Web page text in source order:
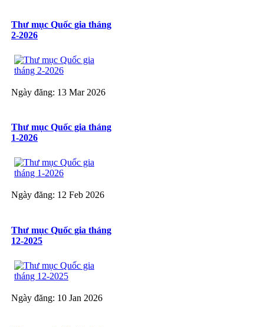
Thư mục Quốc gia tháng
2-2026
Ngày đăng: 13 Mar 2026
Thư mục Quốc gia tháng
1-2026
Ngày đăng: 12 Feb 2026
Thư mục Quốc gia tháng
12-2025
Ngày đăng: 10 Jan 2026